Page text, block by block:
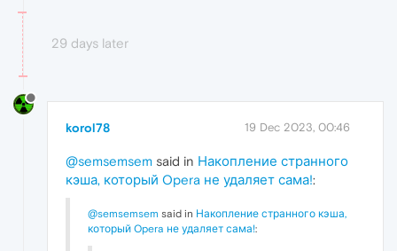
29 days later
korol78 19 Dec 2023, 00:46
@semsemsem said in Накопление странного
кэша, который Opera не удаляет сама!:
@semsemsem said in Накопление странного кэша,
который Opera не удаляет сама!: